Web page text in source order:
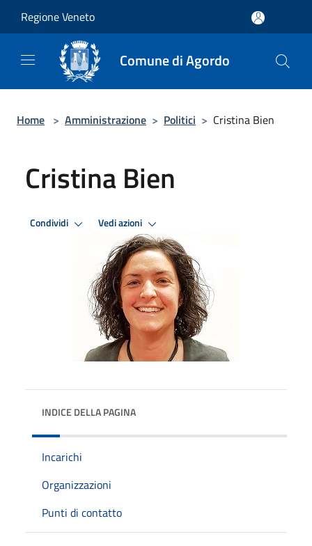
Regione Veneto
Comune di Agordo
Home > Amministrazione > Politici > Cristina Bien
Cristina Bien
Condividi Vedi azioni
INDICE DELLA PAGINA
Incarichi
Organizzazioni
Punti di contatto